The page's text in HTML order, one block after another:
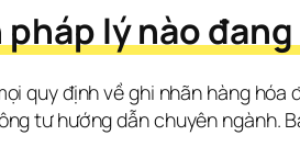
pháp lý nào
quy định về ghi nhãn hàng
tư hướng dẫn chuyên ngành.